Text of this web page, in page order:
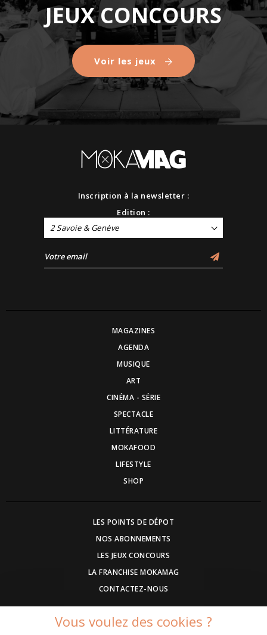
JEUX CONCOURS
Voir les jeux
Inscription à la newsletter :
Edition :
2 Savoie & Genève
MAGAZINES
AGENDA
MUSIQUE
ART
CINÉMA - SÉRIE
SPECTACLE
LITTÉRATURE
MOKAFOOD
LIFESTYLE
SHOP
LES POINTS DE DÉPOT
NOS ABONNEMENTS
LES JEUX CONCOURS
LA FRANCHISE MOKAMAG
CONTACTEZ-NOUS
DEVENEZ ANNONCEUR
Vous voulez des cookies ?